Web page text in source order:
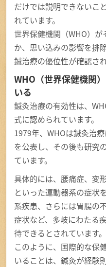
だけでは説明できないこ
れています。
世界保健機関（WHO）
か、思い込みの影響を排
鍼治療の優位性が確認さ
WHO（世界保健機関
いる
鍼灸治療の有効性は、
式に認められています。
1979年、WHOは鍼灸治
を公表し、その後も研究
ています。
具体的には、腰痛症、変
といった運動器系の症状
系疾患、さらには胃腸の
症状など、多岐にわたる
待できるとされています。
このように、国際的な保
いることは、鍼灸が経験